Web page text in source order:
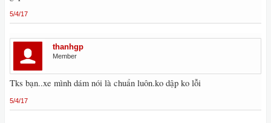
5/4/17
thanhgp
Member
Tks bạn..xe mình dám nói là chuẩn luôn.ko dập ko lỗi
5/4/17